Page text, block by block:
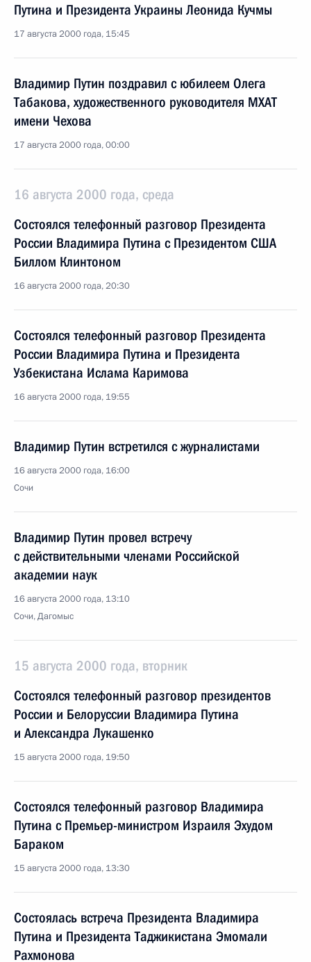
Путина и Президента Украины Леонида Кучмы
17 августа 2000 года, 15:45
Владимир Путин поздравил с юбилеем Олега
Табакова, художественного руководителя МХАТ
имени Чехова
17 августа 2000 года, 00:00
16 августа 2000 года, среда
Состоялся телефонный разговор Президента
России Владимира Путина с Президентом США
Биллом Клинтоном
16 августа 2000 года, 20:30
Состоялся телефонный разговор Президента
России Владимира Путина и Президента
Узбекистана Ислама Каримова
16 августа 2000 года, 19:55
Владимир Путин встретился с журналистами
16 августа 2000 года, 16:00
Сочи
Владимир Путин провел встречу
с действительными членами Российской
академии наук
16 августа 2000 года, 13:10
Сочи, Дагомыс
15 августа 2000 года, вторник
Состоялся телефонный разговор президентов
России и Белоруссии Владимира Путина
и Александра Лукашенко
15 августа 2000 года, 19:50
Состоялся телефонный разговор Владимира
Путина с Премьер-министром Израиля Эхудом
Бараком
15 августа 2000 года, 13:30
Состоялась встреча Президента Владимира
Путина и Президента Таджикистана Эмомали
Рахмонова